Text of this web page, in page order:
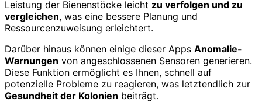
Leistung der Bienenstöcke leicht zu verfolgen und zu
vergleichen, was eine bessere Planung und
Ressourcenzuweisung erleichtert.
Darüber hinaus können einige dieser Apps Anomalie-
Warnungen von angeschlossenen Sensoren generieren.
Diese Funktion ermöglicht es Ihnen, schnell auf
potenzielle Probleme zu reagieren, was letztendlich zur
Gesundheit der Kolonien beiträgt.